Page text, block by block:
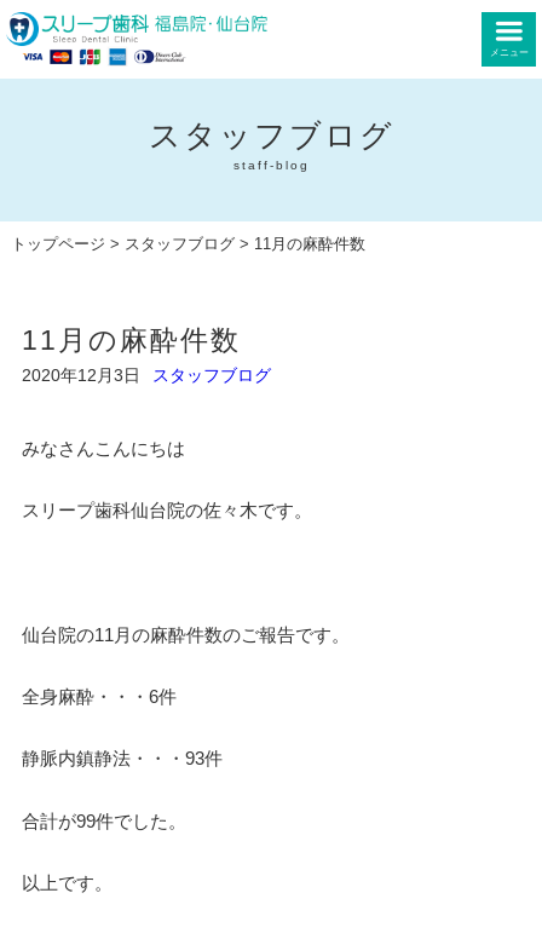
メニュー
スタッフブログ
staff-blog
トップページ > スタッフブログ> 11月の麻酔件数
11月の麻酔件数
2020年12月3日 スタッフブログ
みなさんこんにちは
スリープ歯科仙台院の佐々木です。
仙台院の11月の麻酔件数のご報告です。
全身麻酔・・・6件
静脈内鎮静法・・・93件
合計が99件でした。
以上です。